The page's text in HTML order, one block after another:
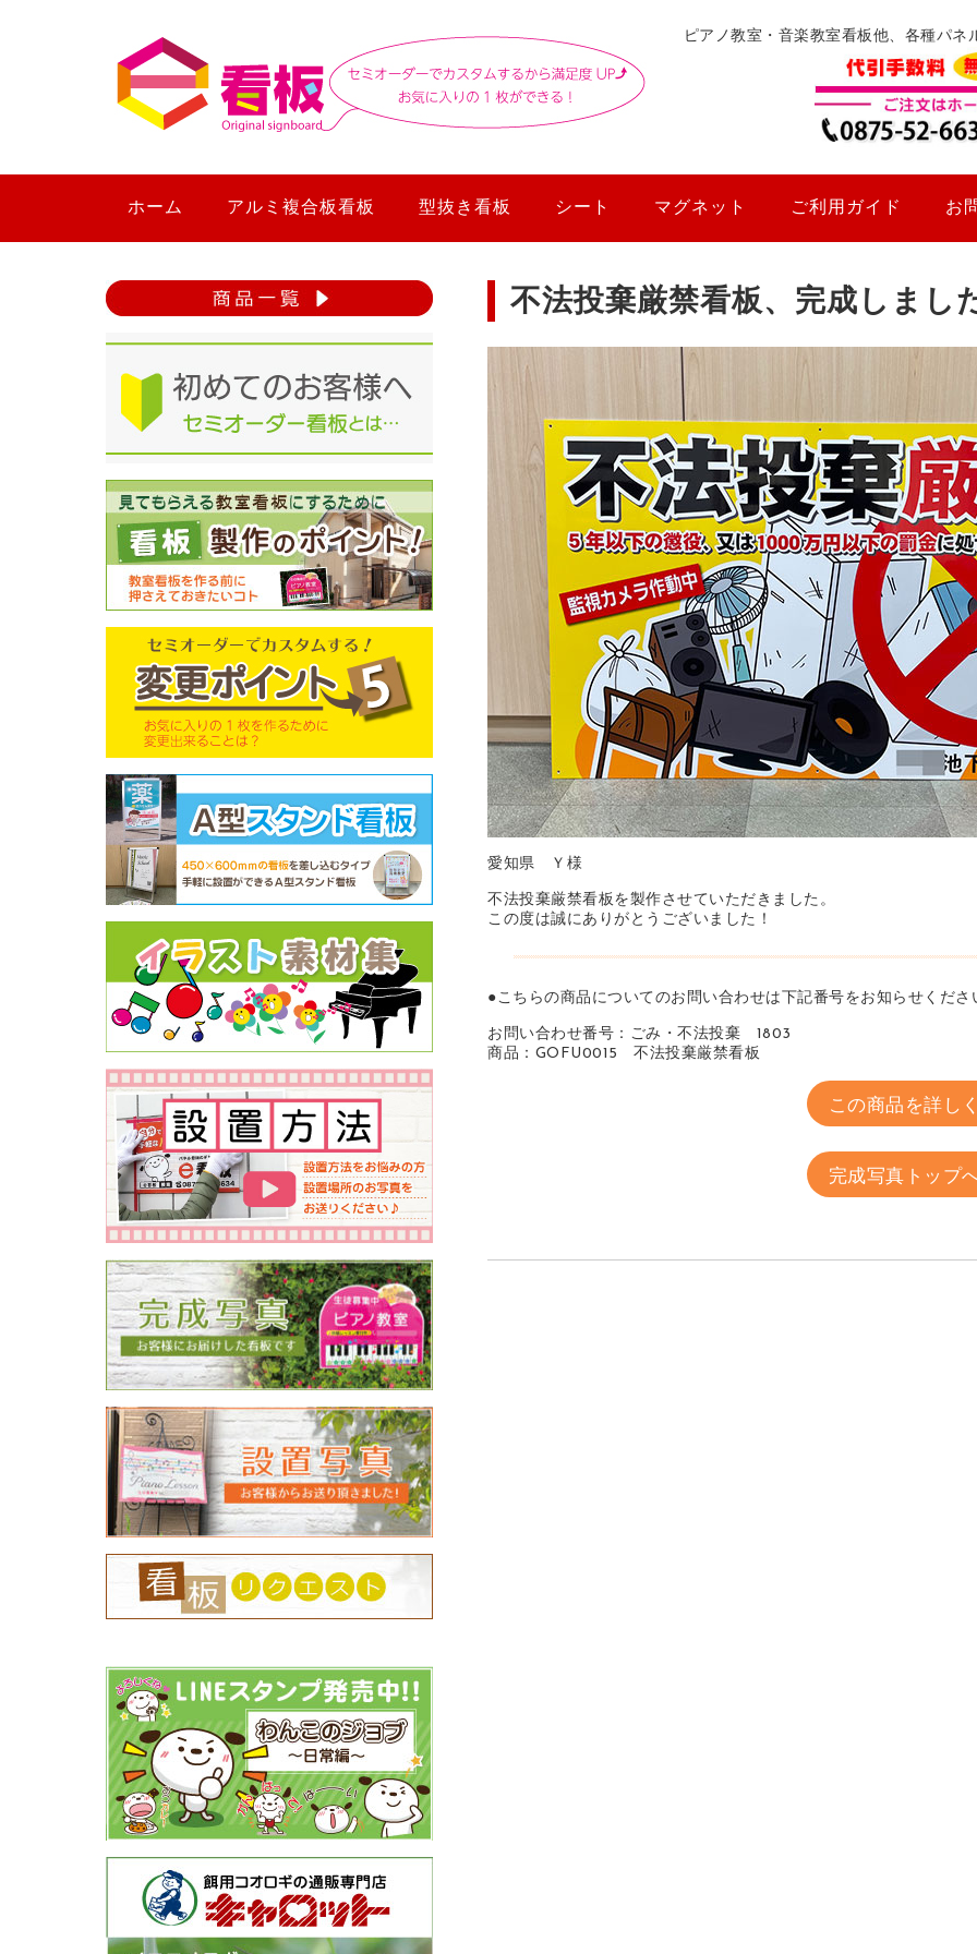
ピアノ教室・音楽教室看板他、各種パネ
ホーム アルミ複合板看板 型抜き看板 シート マグネット ご利用ガイド お
不法投棄厳禁看板、完成しまし
愛知県 Ｙ様
不法投棄厳禁看板を製作させていただきました。
この度は誠にありがとうございました！
●こちらの商品についてのお問い合わせは下記番号をお知らせくださ
お問い合わせ番号：ごみ・不法投棄 1803
商品：GOFU0015 不法投棄厳禁看板
この商品を詳し
完成写真トップ